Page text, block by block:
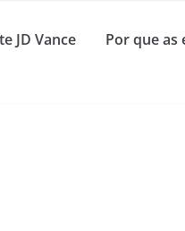
JD Vance
Por que as